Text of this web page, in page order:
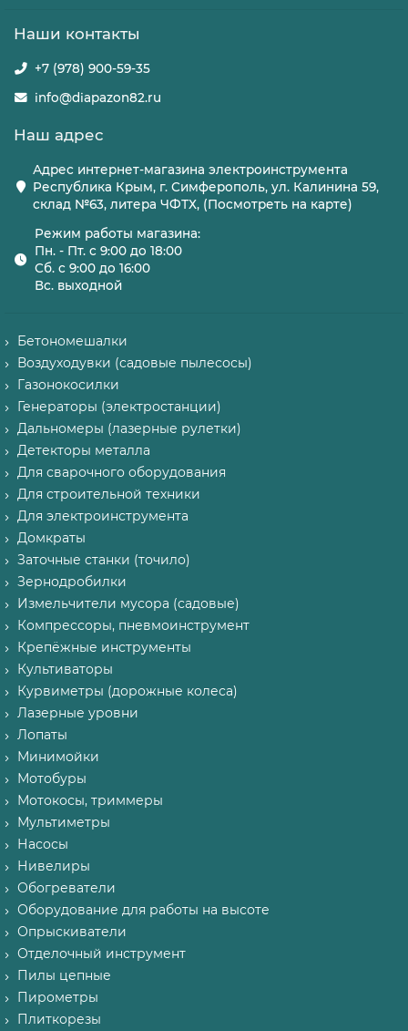
Наши контакты
+7 (978) 900-59-35
info@diapazon82.ru
Наш адрес
Адрес интернет-магазина электроинструмента
Республика Крым, г. Симферополь, ул. Калинина 59,
склад №63, литера ЧФТХ, (Посмотреть на карте)
Режим работы магазина:
Пн. - Пт. с 9:00 до 18:00
Сб. с 9:00 до 16:00
Вс. выходной
Бетономешалки
Воздуходувки (садовые пылесосы)
Газонокосилки
Генераторы (электростанции)
Дальномеры (лазерные рулетки)
Детекторы металла
Для сварочного оборудования
Для строительной техники
Для электроинструмента
Домкраты
Заточные станки (точило)
Зернодробилки
Измельчители мусора (садовые)
Компрессоры, пневмоинструмент
Крепёжные инструменты
Культиваторы
Курвиметры (дорожные колеса)
Лазерные уровни
Лопаты
Минимойки
Мотобуры
Мотокосы, триммеры
Мультиметры
Насосы
Нивелиры
Обогреватели
Оборудование для работы на высоте
Опрыскиватели
Отделочный инструмент
Пилы цепные
Пирометры
Плиткорезы